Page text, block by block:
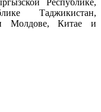
Таджикистан,
и Молдове, Китае и